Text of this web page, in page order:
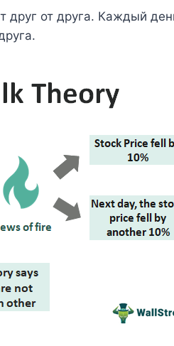
друг от друга. Каждый